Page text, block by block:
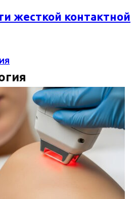
жесткой контактной